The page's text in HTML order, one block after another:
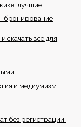
лучшие
бронирование
скачать всё для
и медиумизм
без регистрации: